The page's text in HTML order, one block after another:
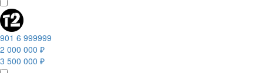
901 6 999999
2 000 000 ₽
3 500 000 ₽